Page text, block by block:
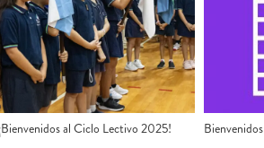
​ ¡Bienvenidos al Ciclo Lectivo 2025!